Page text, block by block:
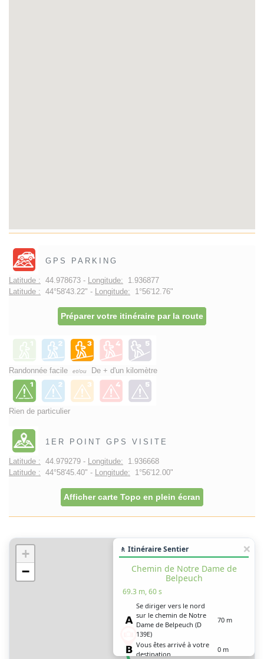
GPS PARKING
Latitude : 44.978673 - Longitude: 1.936877
Latitude : 44°58'43.22" - Longitude: 1°56'12.76"
Préparer votre itinéraire par la route
Randonnée facile et/ou De + d'un kilomètre
Rien de particulier
1ER POINT GPS VISITE
Latitude : 44.979279 - Longitude: 1.936668
Latitude : 44°58'45.40" - Longitude: 1°56'12.00"
Afficher carte Topo en plein écran
+
−
🚶 Itinéraire Sentier
Chemin de Notre Dame de
Belpeuch
69.3 m, 60 s
Se diriger vers le nord
sur le chemin de Notre
Dame de Belpeuch (D
139E)
70 m
Vous êtes arrivé à votre
destination
0 m